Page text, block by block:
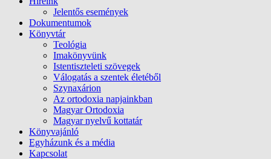
Jelentős események
Dokumentumok
Könyvtár
Teológia
Imakönyvünk
Istentiszteleti szövegek
Válogatás a szentek életéből
Szynaxárion
Az ortodoxia napjainkban
Magyar Ortodoxia
Magyar nyelvű kottatár
Könyvajánló
Egyházunk és a média
Kapcsolat